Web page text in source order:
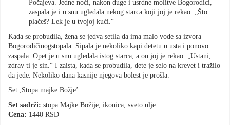
Počajeva. Jedne noći, nakon duge i usrdne molitve Bogorodici,
zaspala je i u snu ugledala nekog starca koji joj je rekao: „Što
plačeš? Lek je u tvojoj kući.“
Kada se probudila, žena se jedva setila da ima malo vode sa izvora
Bogorodičinogstopala. Sipala je nekoliko kapi detetu u usta i ponovo
zaspala. Opet je u snu ugledala istog starca, a on joj je rekao: „Ustani,
zdrav ti je sin.“ I zaista, kada se probudila, dete je selo na krevet i tražilo
da jede. Nekoliko dana kasnije njegova bolest je prošla.
Set ,Stopa majke Božje’
Set sadrži: stopa Majke Božije, ikonica, sveto ulje
Cena: 1440 RSD